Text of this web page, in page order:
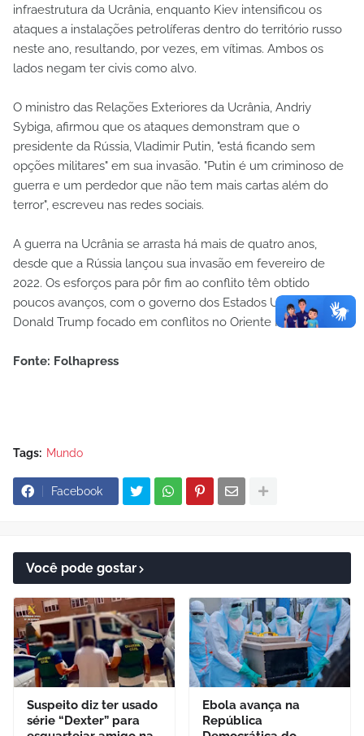
infraestrutura da Ucrânia, enquanto Kiev intensificou os
ataques a instalações petrolíferas dentro do território russo
neste ano, resultando, por vezes, em vítimas. Ambos os
lados negam ter civis como alvo.
O ministro das Relações Exteriores da Ucrânia, Andriy
Sybiga, afirmou que os ataques demonstram que o
presidente da Rússia, Vladimir Putin, "está ficando sem
opções militares" em sua invasão. "Putin é um criminoso de
guerra e um perdedor que não tem mais cartas além do
terror", escreveu nas redes sociais.
A guerra na Ucrânia se arrasta há mais de quatro anos,
desde que a Rússia lançou sua invasão em fevereiro de
2022. Os esforços para pôr fim ao conflito têm obtido
poucos avanços, com o governo dos Estados Unidos de
Donald Trump focado em conflitos no Oriente Médio.
Fonte: Folhapress
Tags: Mundo
Facebook
Você pode gostar
Suspeito diz ter usado
série “Dexter” para
Ebola avança na
República